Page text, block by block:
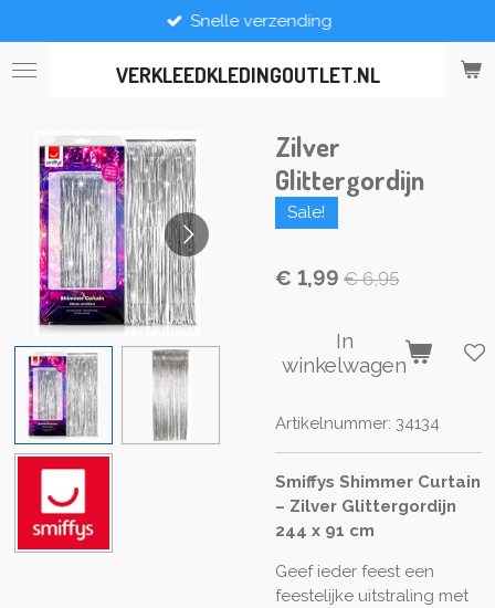
direct
naar
VERKLEEDKLEDINGOUTLET.NL
Snelle verzending
Zilver
Glittergordijn
Sale!
€ 1,99 € 6,95
In
winkelwagen
Artikelnummer: 34134
Smiffys Shimmer Curtain
– Zilver Glittergordijn
244 x 91 cm
Geef ieder feest een
feestelijke uitstraling met